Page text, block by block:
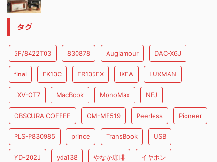
タグ
5F/8422T03 830878 Auglamour DAC-X6J
final FK13C FR135EX IKEA LUXMAN
LXV-OT7 MacBook MonoMax NFJ
OBSCURA COFFEE OM-MF519 Peerless Pioneer
PLS-P830985 prince TransBook USB
YD-202J yda138 やなか珈琲 イヤホン